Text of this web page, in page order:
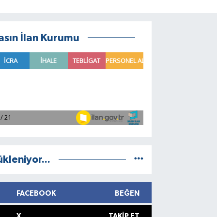
İlan Kurumu
FACEBOOK BEĞEN